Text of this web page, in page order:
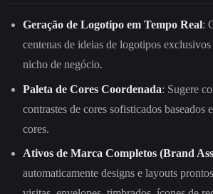
Geração de Logotipo em Tempo Real:
centenas de ideias de logotipos exclusivos
nicho de negócio.
Paleta de Cores Coordenada: Sugere
contrastes de cores sofisticados baseados
cores.
Ativos de Marca Completos (Brand
automaticamente designs e layouts